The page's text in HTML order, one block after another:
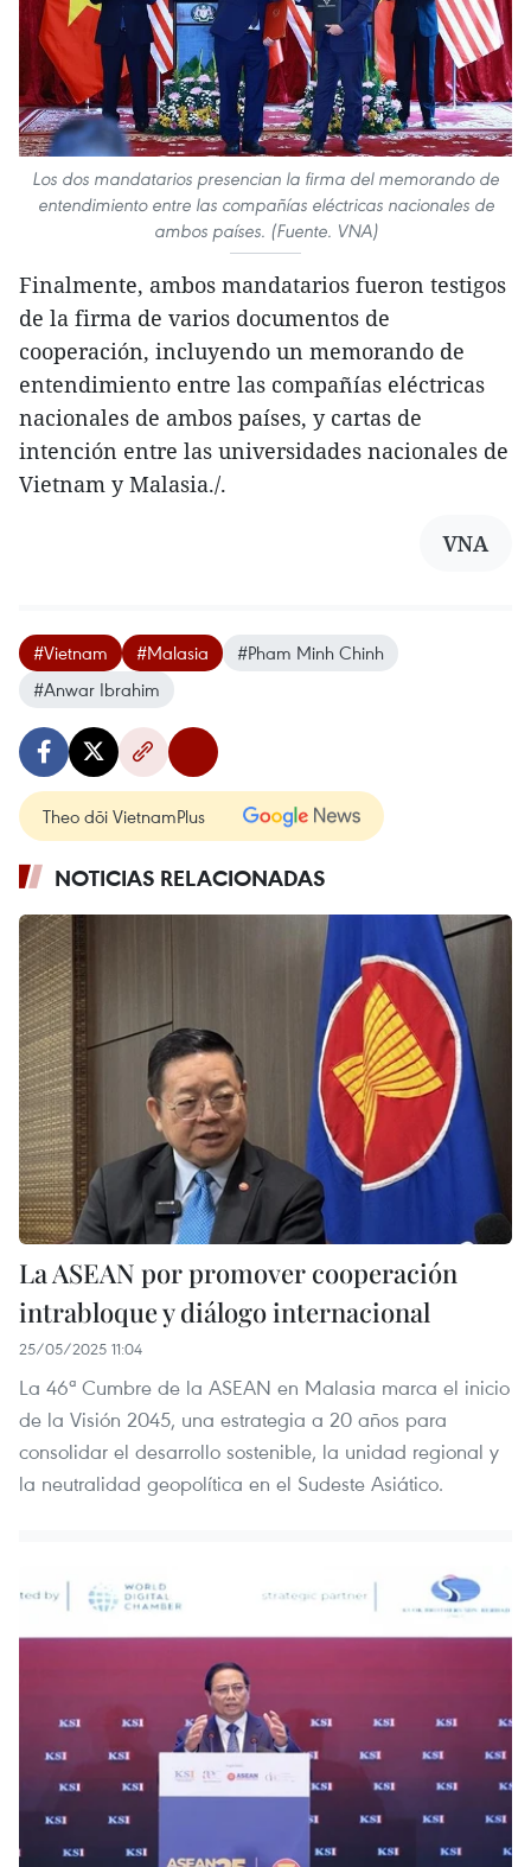
Los dos mandatarios presencian la firma del memorando de
entendimiento entre las compañías eléctricas nacionales de
ambos países. (Fuente. VNA)
Finalmente, ambos mandatarios fueron testigos
de la firma de varios documentos de
cooperación, incluyendo un memorando de
entendimiento entre las compañías eléctricas
nacionales de ambos países, y cartas de
intención entre las universidades nacionales de
Vietnam y Malasia./.
VNA
#Vietnam #Malasia
#Pham Minh Chinh
#Anwar Ibrahim
Theo dõi VietnamPlus
NOTICIAS RELACIONADAS
La ASEAN por promover cooperación
intrabloque y diálogo internacional
25/05/2025 11:04
La 46ª Cumbre de la ASEAN en Malasia marca el inicio
de la Visión 2045, una estrategia a 20 años para
consolidar el desarrollo sostenible, la unidad regional y
la neutralidad geopolítica en el Sudeste Asiático.